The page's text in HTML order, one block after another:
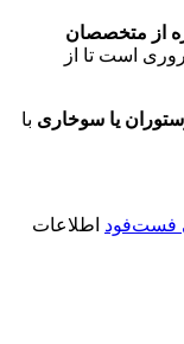
از متخصصان
است تا از
یا سوخاری با
فست‌فود اطلاعات